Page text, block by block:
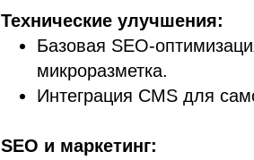
Технические улучшения:
Базовая SEO-
микроразметка.
Интеграция CMS для
SEO и маркетинг: